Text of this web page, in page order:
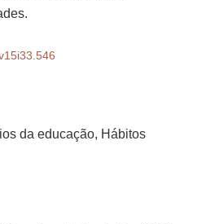
da educação, Hábitos